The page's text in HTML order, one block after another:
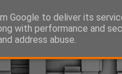
Google to deliver its
with performance and
address abuse.
νέα! Ό, τι συμβαίνει